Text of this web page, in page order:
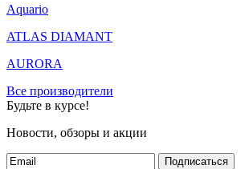
Aquario
ATLAS DIAMANT
AURORA
Все производители
Будьте в курсе!
Новости, обзоры и акции
Подписаться